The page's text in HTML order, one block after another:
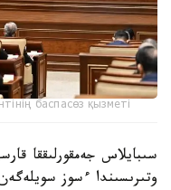
баспасөз қызметі
سىبايلاس جەمقورلىققا
وتىرىسىندا ءسوز